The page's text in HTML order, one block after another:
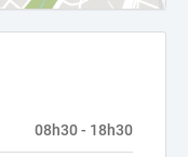
08h30 - 18h30